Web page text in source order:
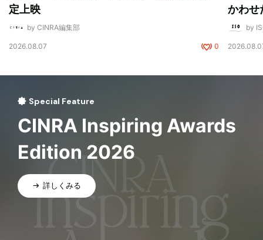
定上映
by CINRA編集部
2026.08.07 0
かわせ
by
Special Feature
CINRA Inspiring Awards
Edition 2026
詳しくみる